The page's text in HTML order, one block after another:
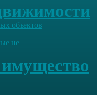
объектов
не
имущество